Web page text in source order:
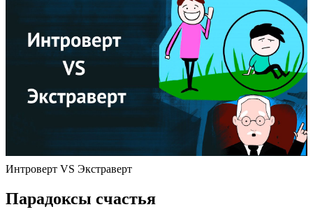
Интроверт VS Экстраверт
Парадоксы счастья